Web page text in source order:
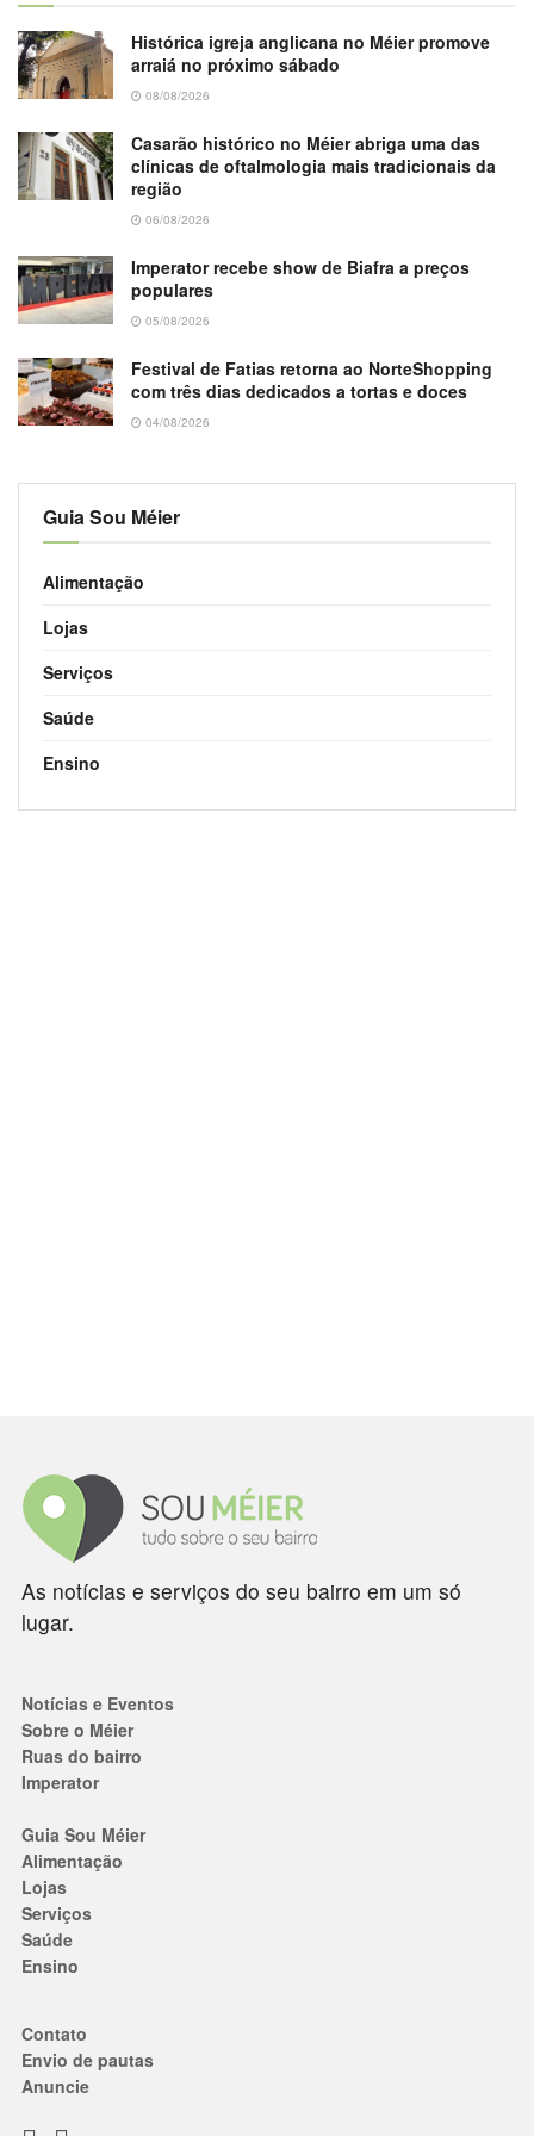
Histórica igreja anglicana no Méier promove
arraiá no próximo sábado
08/08/2026
Casarão histórico no Méier abriga uma das
clínicas de oftalmologia mais tradicionais da
região
06/08/2026
Imperator recebe show de Biafra a preços
populares
05/08/2026
Festival de Fatias retorna ao NorteShopping
com três dias dedicados a tortas e doces
04/08/2026
Guia Sou Méier
Alimentação
Lojas
Serviços
Saúde
Ensino
As notícias e serviços do seu bairro em um só
lugar.
Notícias e Eventos
Sobre o Méier
Ruas do bairro
Imperator
Guia Sou Méier
Alimentação
Lojas
Serviços
Saúde
Ensino
Contato
Envio de pautas
Anuncie